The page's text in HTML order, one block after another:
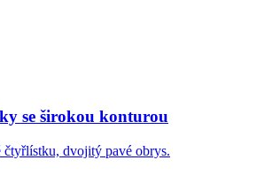
se širokou konturou
čtyřlístku, dvojitý pavé obrys.